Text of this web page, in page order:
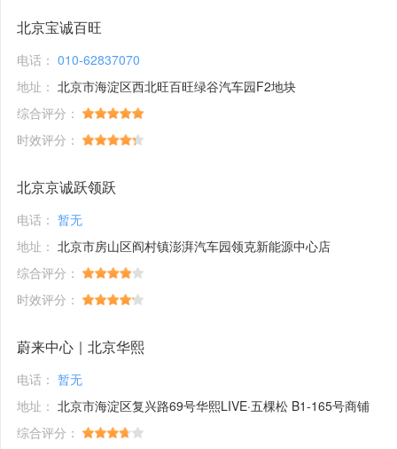
北京宝诚百旺
电话： 010-62837070
地址： 北京市海淀区西北旺百旺绿谷汽车园F2地块
综合评分：
时效评分：
北京京诚跃领跃
电话： 暂无
地址： 北京市房山区阎村镇澎湃汽车园领克新能源中心店
综合评分：
时效评分：
蔚来中心｜北京华熙
电话： 暂无
地址： 北京市海淀区复兴路69号华熙LIVE·五棵松 B1-165号商铺
综合评分：